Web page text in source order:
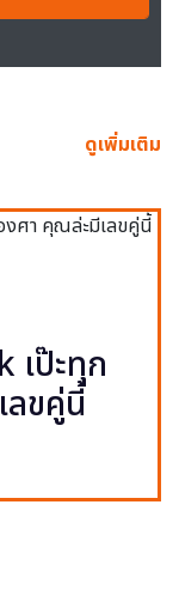
ดูเพิ่มเติม
เป๊ะทุก
ขคู่นี้